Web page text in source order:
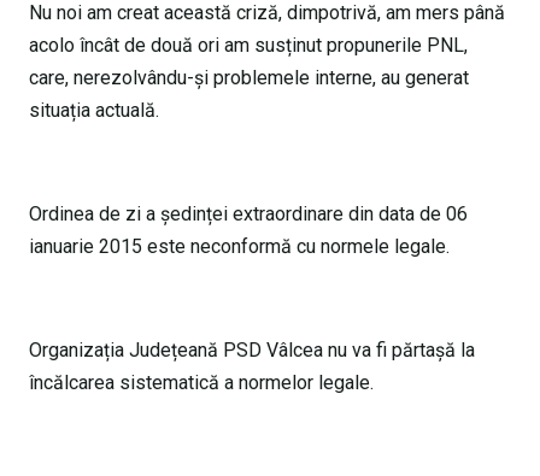
Nu noi am creat această criză, dimpotrivă, am mers până
acolo încât de două ori am susținut propunerile PNL,
care, nerezolvându-și problemele interne, au generat
situația actuală.
Ordinea de zi a ședinței extraordinare din data de 06
ianuarie 2015 este neconformă cu normele legale.
Organizația Județeană PSD Vâlcea nu va fi părtașă la
încălcarea sistematică a normelor legale.